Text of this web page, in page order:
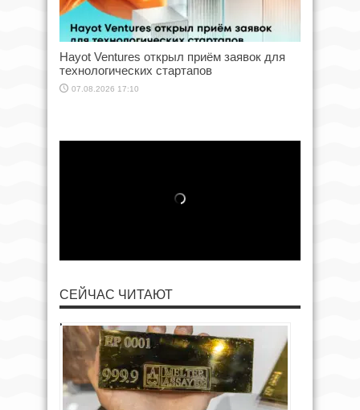
Hayot Ventures открыл приём заявок для
технологических стартапов
07.08.2026 17:10
СЕЙЧАС ЧИТАЮТ